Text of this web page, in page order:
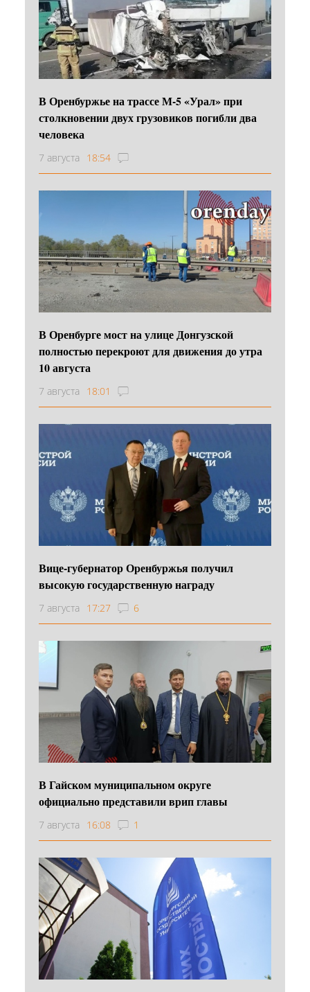
В Оренбуржье на трассе М-5 «Урал» при
столкновении двух грузовиков погибли два
человека
7 августа 18:54
В Оренбурге мост на улице Донгузской
полностью перекроют для движения до утра
10 августа
7 августа 18:01
Вице-губернатор Оренбуржья получил
высокую государственную награду
7 августа 17:27 6
В Гайском муниципальном округе
официально представили врип главы
7 августа 16:08 1